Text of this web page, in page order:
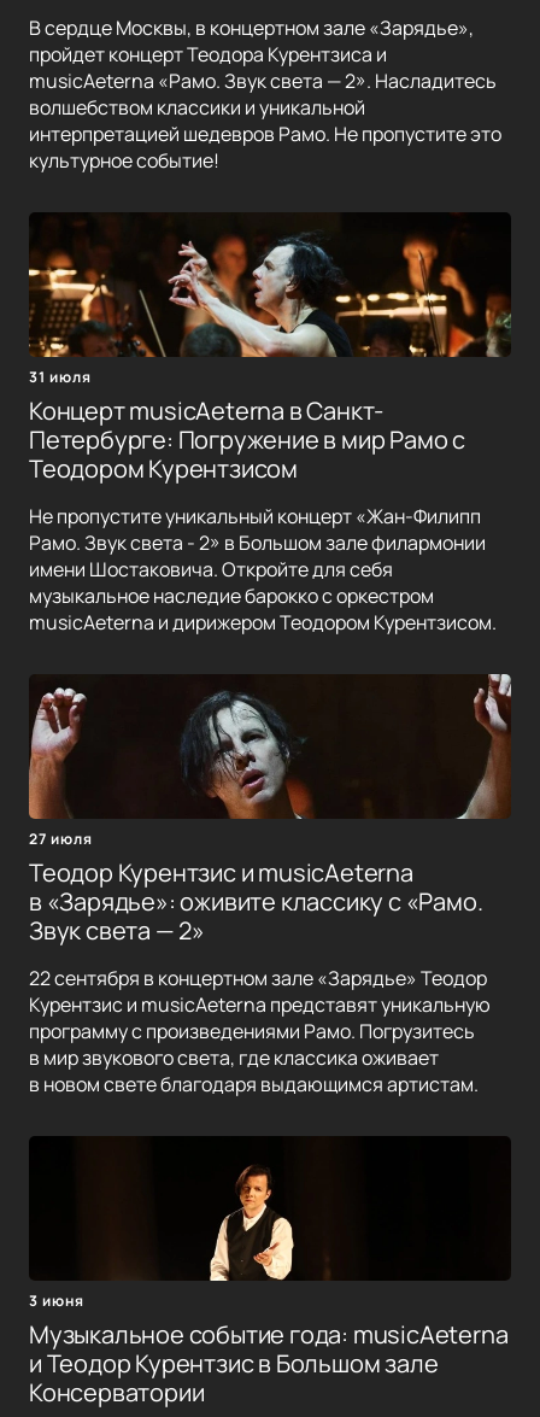
В сердце Москвы, в концертном зале «Зарядье»,
пройдет концерт Теодора Курентзиса и
musicAeterna «Рамо. Звук света — 2». Насладитесь
волшебством классики и уникальной
интерпретацией шедевров Рамо. Не пропустите это
культурное событие!
31 июля
Концерт musicAeterna в Санкт-
Петербурге: Погружение в мир Рамо с
Теодором Курентзисом
Не пропустите уникальный концерт «Жан-Филипп
Рамо. Звук света - 2» в Большом зале филармонии
имени Шостаковича. Откройте для себя
музыкальное наследие барокко с оркестром
musicAeterna и дирижером Теодором Курентзисом.
27 июля
Теодор Курентзис и musicAeterna
в «Зарядье»: оживите классику с «Рамо.
Звук света — 2»
22 сентября в концертном зале «Зарядье» Теодор
Курентзис и musicAeterna представят уникальную
программу с произведениями Рамо. Погрузитесь
в мир звукового света, где классика оживает
в новом свете благодаря выдающимся артистам.
3 июня
Музыкальное событие года: musicAeterna
и Теодор Курентзис в Большом зале
Консерватории